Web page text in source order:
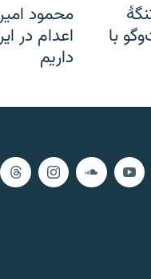
با
محمود
اعدام در
داریم